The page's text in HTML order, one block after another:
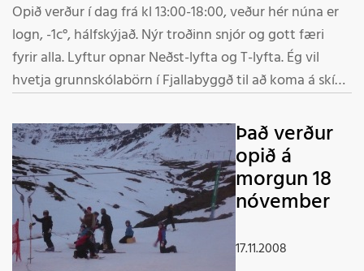
Opið verður í dag frá kl 13:00-18:00, veður hér núna er
logn, -1c°, hálfskýjað. Nýr troðinn snjór og gott færi
fyrir alla. Lyftur opnar Neðst-lyfta og T-lyfta. Ég vil
hvetja grunnskólabörn í Fjallabyggð til að koma á skíði
árskort gilda, þið getið fengið allan skíðaútbúnað
lánaðan frítt.
Það verður
opið á
morgun 18
nóvember
17.11.2008